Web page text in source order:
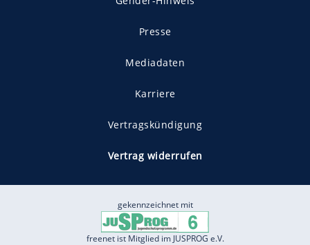
Presse
Mediadaten
Karriere
Vertragskündigung
Vertrag widerrufen
gekennzeichnet mit
freenet ist Mitglied im JUSPROG e.V.